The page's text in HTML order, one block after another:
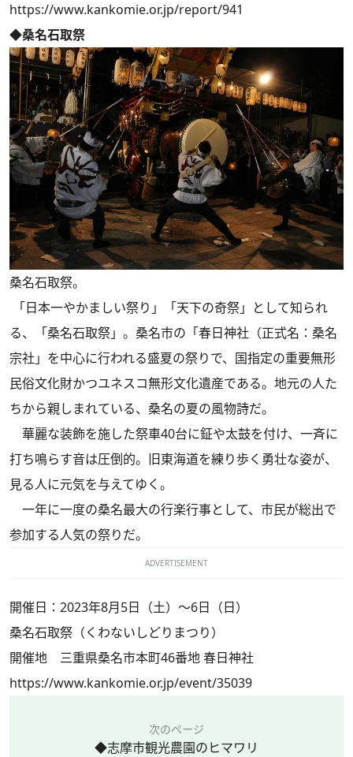
https://www.kankomie.or.jp/report/941
◆桑名石取祭
桑名石取祭。
「日本一やかましい祭り」「天下の奇祭」として知られ
る、「桑名石取祭」。桑名市の「春日神社（正式名：桑名
宗社」を中心に行われる盛夏の祭りで、国指定の重要無形
民俗文化財かつユネスコ無形文化遺産である。地元の人た
ちから親しまれている、桑名の夏の風物詩だ。
華麗な装飾を施した祭車40台に鉦や太鼓を付け、一斉に
打ち鳴らす音は圧倒的。旧東海道を練り歩く勇壮な姿が、
見る人に元気を与えてゆく。
一年に一度の桑名最大の行楽行事として、市民が総出で
参加する人気の祭りだ。
ADVERTISEMENT
開催日：2023年8月5日（土）～6日（日）
桑名石取祭（くわないしどりまつり）
開催地 三重県桑名市本町46番地 春日神社
https://www.kankomie.or.jp/event/35039
次のページ
◆志摩市観光農園のヒマワリ